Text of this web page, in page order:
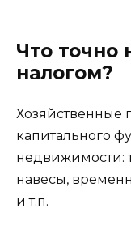
Что точно
налогом?
Хозяйственные
капитального
недвижимости:
навесы,
и т.п.